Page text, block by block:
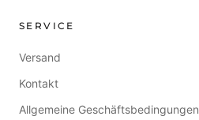
SERVICE
Versand
Kontakt
Allgemeine Geschäftsbedingungen